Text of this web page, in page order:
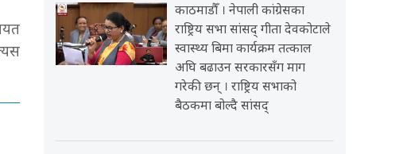
काठमाडौँ । नेपाली कांग्रेसका
राष्ट्रिय सभा सांसद् गीता देवकोटाले
स्वास्थ्य बिमा कार्यक्रम तत्काल
अघि बढाउन सरकारसँग माग
गरेकी छन् । राष्ट्रिय सभाको
बैठकमा बोल्दै सांसद्